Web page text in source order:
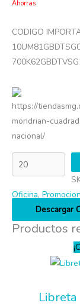
Ahorras
CODIGO
https://
mondrian-
nacional/
Oficina,
Descargar
Productos